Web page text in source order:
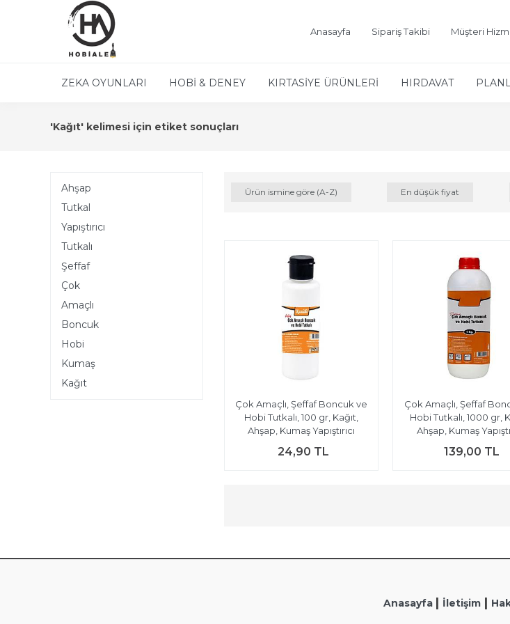
Anasayfa Sipariş Takibi Müşteri
ZEKA OYUNLARI HOBİ & DENEY KIRTASİYE ÜRÜNLERİ HIRDAVAT
'Kağıt' kelimesi için etiket sonuçları
Ahşap
Tutkal
Yapıştırıcı
Tutkalı
Şeffaf
Çok
Amaçlı
Boncuk
Hobi
Kumaş
Kağıt
Ürün ismine göre (A-Z) En düşük fiyat
Çok Amaçlı, Şeffaf Boncuk ve
Hobi Tutkalı, 100 gr, Kağıt,
Ahşap, Kumaş Yapıştırıcı
24,90 TL
Çok Amaçlı, Şeffaf
Hobi Tutkalı, 1000 gr,
Ahşap, Kumaş
139,00 TL
Anasayfa | İletişim|